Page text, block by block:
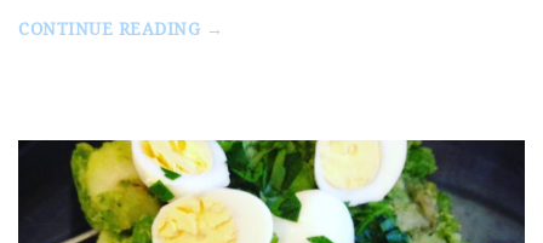
CONTINUE READING →